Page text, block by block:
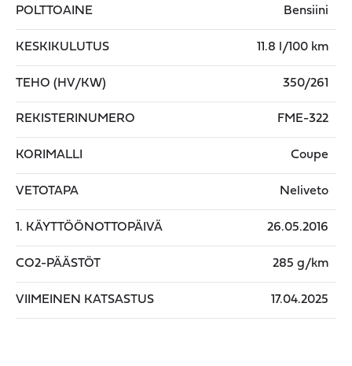
POLTTOAINE Bensiini
KESKIKULUTUS 11.8 l/100 km
TEHO (HV/KW) 350/261
REKISTERINUMERO FME-322
KORIMALLI Coupe
VETOTAPA Neliveto
1. KÄYTTÖÖNOTTOPÄIVÄ 26.05.2016
CO2-PÄÄSTÖT 285 g/km
VIIMEINEN KATSASTUS 17.04.2025